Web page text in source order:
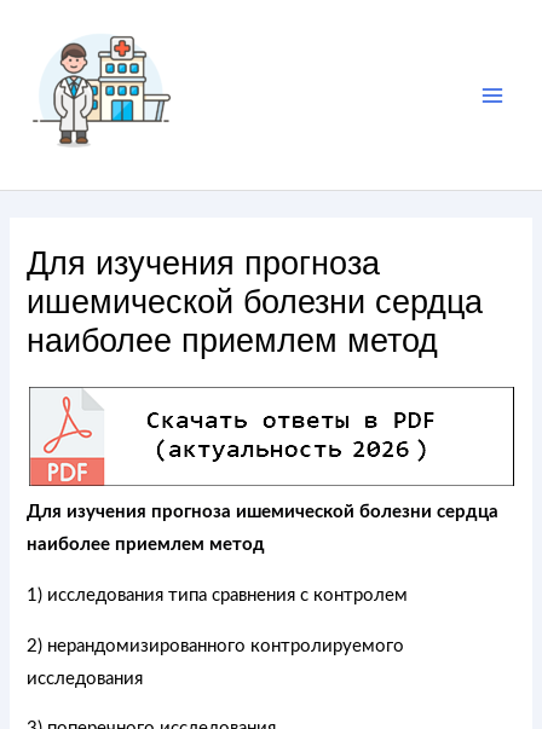
Для изучения прогноза
ишемической болезни сердца
наиболее приемлем метод
Для изучения прогноза ишемической болезни сердца
наиболее приемлем метод
1) исследования типа сравнения с контролем
2) нерандомизированного контролируемого
исследования